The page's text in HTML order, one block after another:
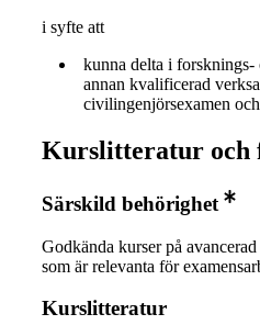
i syfte att
kunna delta i forsknings-
annan kvalificerad
civilingenjörsexamen
Kurslitteratur och
Särskild behörighet
Godkända kurser på
som är relevanta för
Kurslitteratur